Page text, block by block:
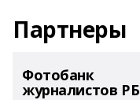
Партнеры
Фотобанк
журналистов РБ